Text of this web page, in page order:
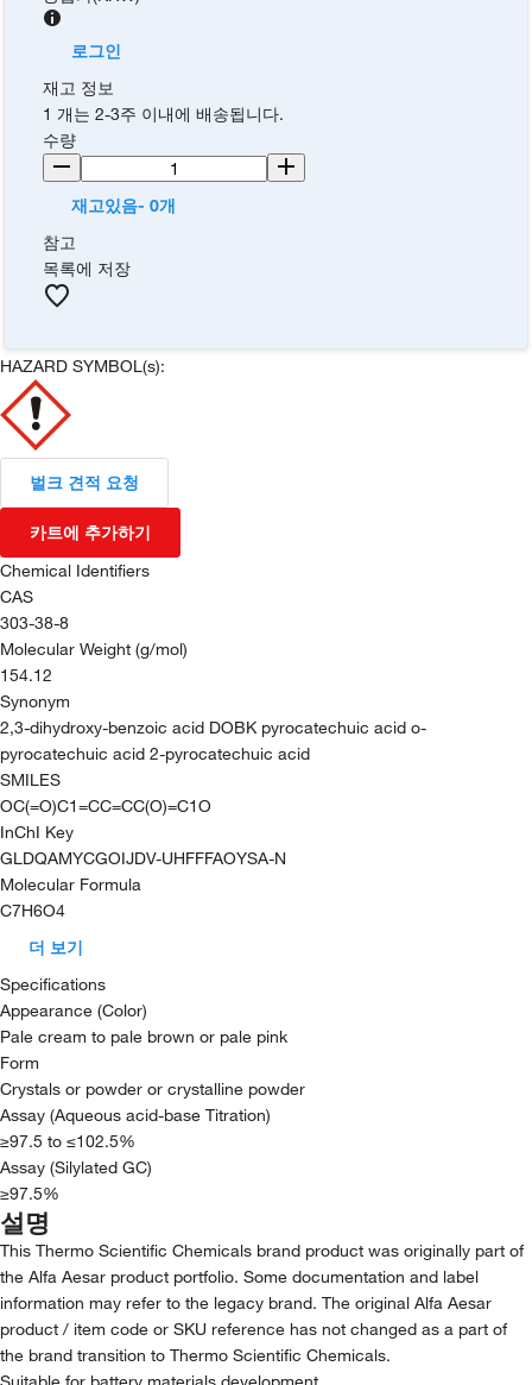
로그인
재고 정보
1 개는 2-3주 이내에 배송됩니다.
수량
재고있음- 0개
참고
목록에 저장
HAZARD SYMBOL(s):
벌크 견적 요청
카트에 추가하기
Chemical Identifiers
CAS
303-38-8
Molecular Weight (g/mol)
154.12
Synonym
2,3-dihydroxy-benzoic acid DOBK pyrocatechuic acid o-
pyrocatechuic acid 2-pyrocatechuic acid
SMILES
OC(=O)C1=CC=CC(O)=C1O
InChI Key
GLDQAMYCGOIJDV-UHFFFAOYSA-N
Molecular Formula
C7H6O4
더 보기
Specifications
Appearance (Color)
Pale cream to pale brown or pale pink
Form
Crystals or powder or crystalline powder
Assay (Aqueous acid-base Titration)
≥97.5 to ≤102.5%
Assay (Silylated GC)
≥97.5%
설명
This Thermo Scientific Chemicals brand product was originally part of
the Alfa Aesar product portfolio. Some documentation and label
information may refer to the legacy brand. The original Alfa Aesar
product / item code or SKU reference has not changed as a part of
the brand transition to Thermo Scientific Chemicals.
Suitable for battery materials development.